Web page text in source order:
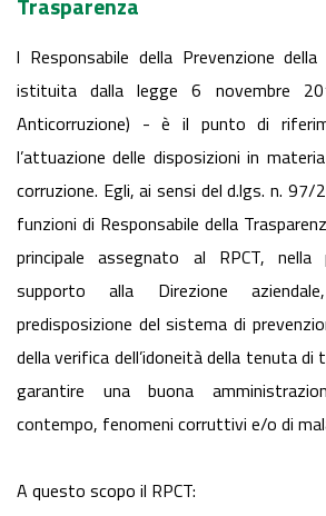
l Responsabile della Prevenzione
istituita dalla legge 6 novembre
Anticorruzione) - è il punto di
l’attuazione delle disposizioni in
corruzione. Egli, ai sensi del d.lgs. n. 97/
funzioni di Responsabile della
principale assegnato al RPCT,
supporto alla Direzione
predisposizione del sistema di
della verifica dell’idoneità della tenuta
garantire una buona
contempo, fenomeni corruttivi e/o di
A questo scopo il RPCT: